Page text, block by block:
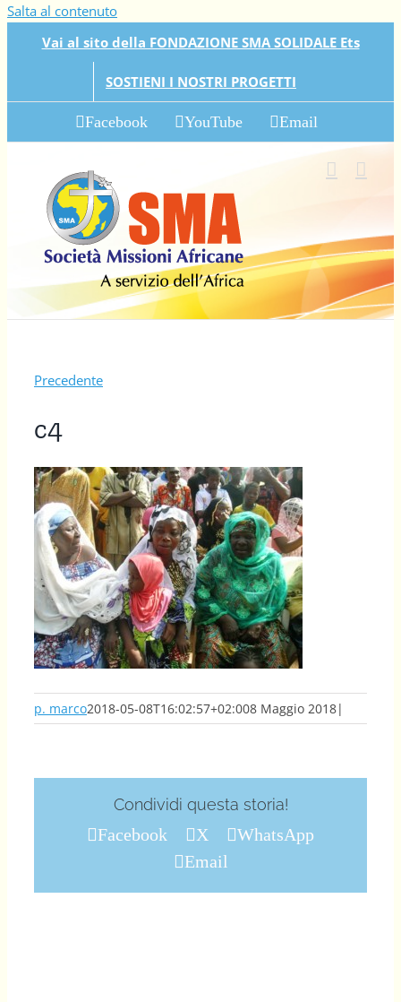
Salta al contenuto
Vai al sito della FONDAZIONE SMA SOLIDALE Ets
SOSTIENI I NOSTRI PROGETTI
Facebook YouTube Email
Precedente
c4
p. marco2018-05-08T16:02:57+02:008 Maggio 2018|
Condividi questa storia!
Facebook X
WhatsApp
Email